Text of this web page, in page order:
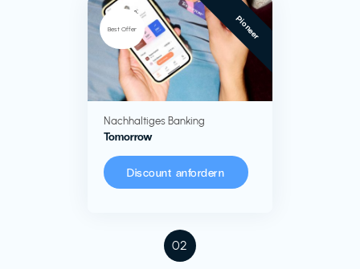
02
Best Offer Pioneer
Nachhaltiges Banking
Tomorrow
Discount anfordern